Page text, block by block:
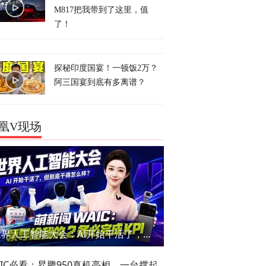
M817把我带到了这里，值
了！
探秘印度国宴！一顿饭2万？
阿三国宴到底有多离谱？
V现场
世界人工智能大会：AI开始干活了，但到底干的怎么样？萌新闯WAIC